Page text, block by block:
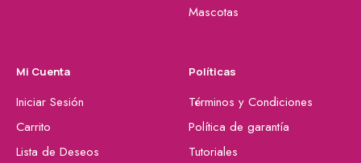
Mascotas
Mi Cuenta
Iniciar Sesión
Carrito
Lista de Deseos
Políticas
Términos y Condiciones
Política de garantía
Tutoriales